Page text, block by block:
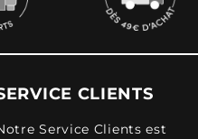
CLIENTS
Service Clients est